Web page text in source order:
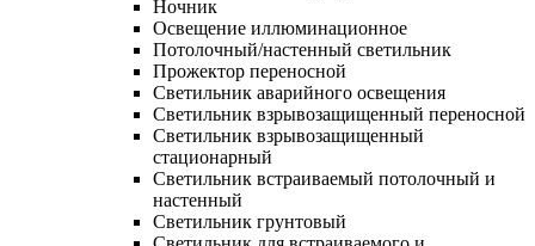
Ночник
Освещение иллюминационное
Потолочный/настенный светильник
Прожектор переносной
Светильник аварийного освещения
Светильник взрывозащищенный переносной
Светильник взрывозащищенный
стационарный
Светильник встраиваемый потолочный и
настенный
Светильник грунтовый